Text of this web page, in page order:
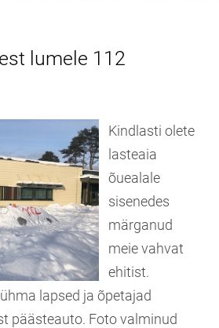
lumele 112
Kindlasti olete
lasteaia
õuealale
sisenedes
märganud
meie vahvat
ehitist.
lapsed ja õpetajad
päästeauto. Foto valminud